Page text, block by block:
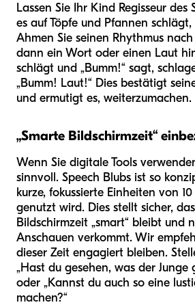
Lassen Sie Ihr Kind Regisseur des
es auf Töpfe und Pfannen
Ahmen Sie seinen Rhythmus
dann ein Wort oder einen Laut
schlägt und „Bumm!“ sagt,
„Bumm! Laut!“ Dies bestätigt
und ermutigt es, weiterzumachen.
„Smarte Bildschirmzeit“
Wenn Sie digitale Tools
sinnvoll. Speech Blubs ist so
kurze, fokussierte Einheiten von
genutzt wird. Dies stellt sicher,
Bildschirmzeit „smart“ bleibt und
Anschauen verkommt. Wir
dieser Zeit engagiert bleiben.
„Hast du gesehen, was der Junge
oder „Kannst du auch so eine
machen?“